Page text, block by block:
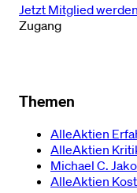
Jetzt Mitglied
Zugang
Themen
AlleAktien
AlleAktien
Michael C.
AlleAktien